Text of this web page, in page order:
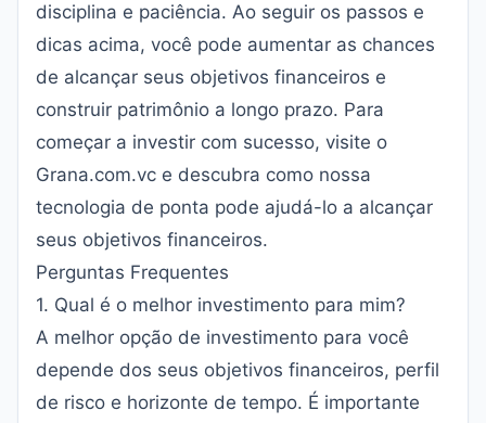
disciplina e paciência. Ao seguir os passos e
dicas acima, você pode aumentar as chances
de alcançar seus objetivos financeiros e
construir patrimônio a longo prazo. Para
começar a investir com sucesso, visite o
Grana.com.vc e descubra como nossa
tecnologia de ponta pode ajudá-lo a alcançar
seus objetivos financeiros.
Perguntas Frequentes
1. Qual é o melhor investimento para mim?
A melhor opção de investimento para você
depende dos seus objetivos financeiros, perfil
de risco e horizonte de tempo. É importante